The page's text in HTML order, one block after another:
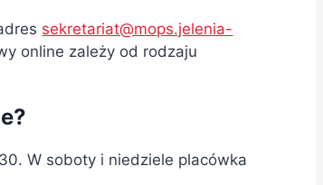
sekretariat@mops.jelenia-
online zależy od rodzaju
W soboty i niedziele placówka